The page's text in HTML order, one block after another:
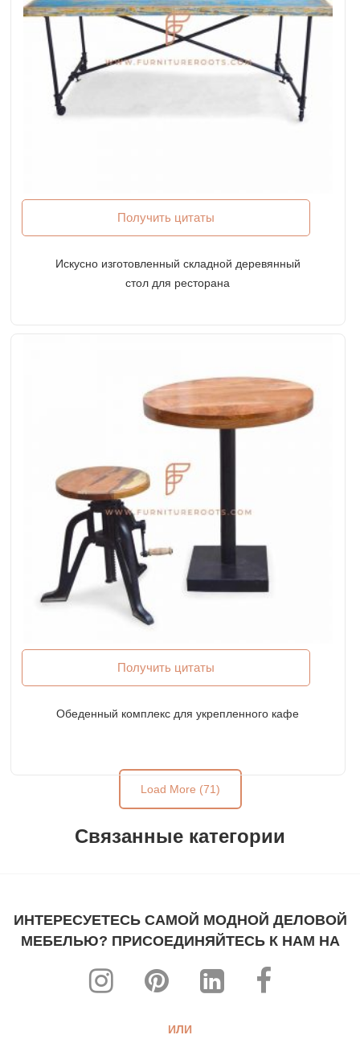
Получить цитаты
Искусно изготовленный складной деревянный
стол для ресторана
Получить цитаты
Обеденный комплекс для укрепленного кафе
Load More (71)
Связанные категории
ИНТЕРЕСУЕТЕСЬ САМОЙ МОДНОЙ ДЕЛОВОЙ
МЕБЕЛЬЮ? ПРИСОЕДИНЯЙТЕСЬ К НАМ НА
ИЛИ